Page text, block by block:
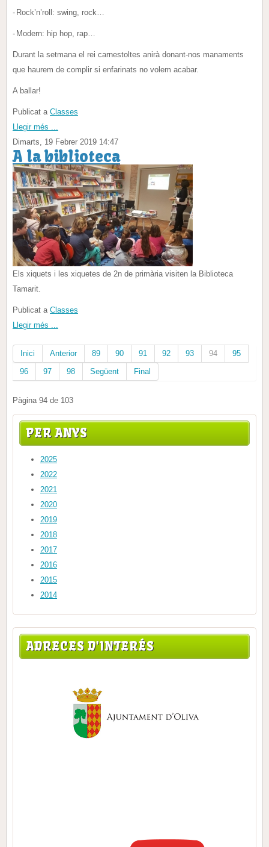
- Rock’n’roll: swing, rock…
- Modern: hip hop, rap…
Durant la setmana el rei carnestoltes anirà donant-nos manaments
que haurem de complir si enfarinats no volem acabar.
A ballar!
Publicat a Classes
Llegir més ...
Dimarts, 19 Febrer 2019 14:47
A la biblioteca
Els xiquets i les xiquetes de 2n de primària visiten la Biblioteca
Tamarit.
Publicat a Classes
Llegir més ...
Inici Anterior 89 90 91 92 93 94
95
96
97 98 Següent Final
Pàgina 94 de 103
PER ANYS
2025
2022
2021
2020
2019
2018
2017
2016
2015
2014
ADRECES D'INTERÉS